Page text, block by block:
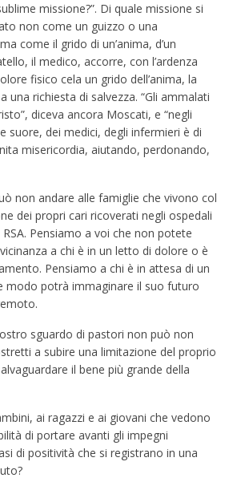
missione?”. Di quale missione si
non come un guizzo o una
come il grido di un’anima, d’un
il medico, accorre, con l’ardenza
fisico cela un grido dell’anima, la
una richiesta di salvezza. “Gli ammalati
diceva ancora Moscati, e “negli
suore, dei medici, degli infermieri è di
misericordia, aiutando, perdonando,
non andare alle famiglie che vivono col
dei propri cari ricoverati negli ospedali
Pensiamo a voi che non potete
a chi è in un letto di dolore o è
Pensiamo a chi è in attesa di un
modo potrà immaginare il suo futuro
sguardo di pastori non può non
a subire una limitazione del proprio
il bene più grande della
ai ragazzi e ai giovani che vedono
di portare avanti gli impegni
di positività che si registrano in una